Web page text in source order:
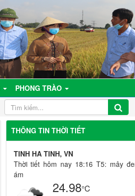
PHONG TRÀO
THÔNG TIN THỜI TIẾT
TINH HA TINH, VN
Thời tiết hôm nay 18:16 T5: mây
ám
24.98°C